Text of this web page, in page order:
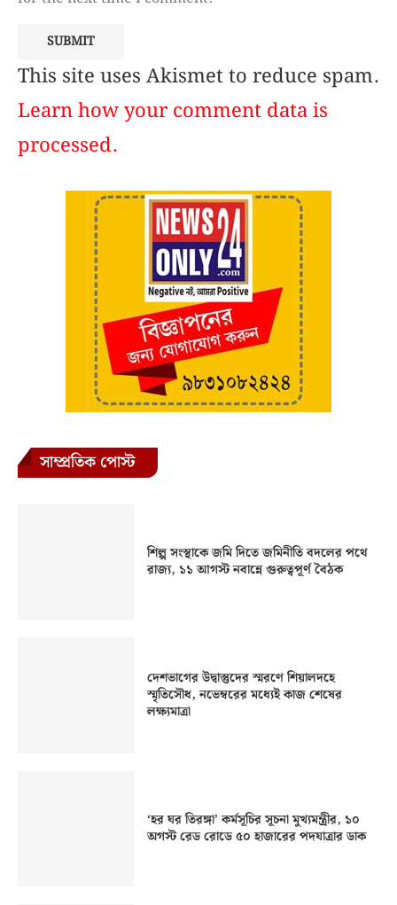
This site uses Akismet to reduce spam.
Learn how your comment data is
processed.
সাম্প্রতিক পোস্ট
শিল্প সংস্থাকে জমি দিতে জমিনীতি বদলের পথে
রাজ্য, ১১ আগস্ট নবান্নে গুরুত্বপূর্ণ বৈঠক
দেশভাগের উদ্বাস্তুদের স্মরণে শিয়ালদহে
স্মৃতিসৌধ, নভেম্বরের মধ্যেই কাজ শেষের
লক্ষ্যমাত্রা
‘হর ঘর তিরঙ্গা’ কর্মসূচির সূচনা মুখ্যমন্ত্রীর, ১০
অগস্ট রেড রোডে ৫০ হাজারের পদযাত্রার ডাক